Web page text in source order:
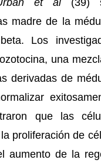
madre de la
Los
una
derivadas de
que las
proliferación de
aumento de la